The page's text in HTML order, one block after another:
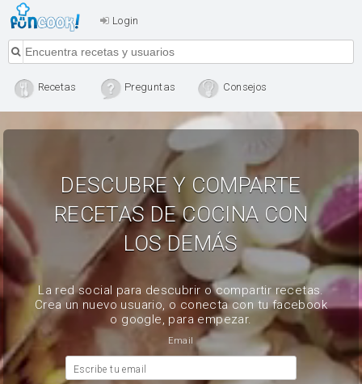
Login
Recetas Preguntas Consejos
DESCUBRE Y COMPARTE
RECETAS DE COCINA CON
LOS DEMÁS
La red social para descubrir o compartir recetas.
Crea un nuevo usuario, o conecta con tu facebook
o google, para empezar.
Email
Escribe tu email